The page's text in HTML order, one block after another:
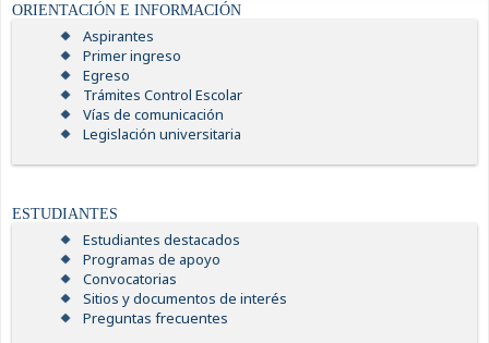
ORIENTACIÓN E INFORMACIÓN
Aspirantes
Primer ingreso
Egreso
Trámites Control Escolar
Vías de comunicación
Legislación universitaria
ESTUDIANTES
Estudiantes destacados
Programas de apoyo
Convocatorias
Sitios y documentos de interés
Preguntas frecuentes